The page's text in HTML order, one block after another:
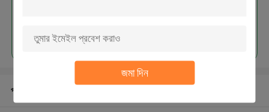
জমা দিন
প্রস্তাবিত পণ্য